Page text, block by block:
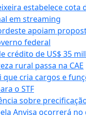
estabelece cota
em streaming
apoiam
federal
crédito de US$ 35
rural passa na CAE
que cria cargos e
o STF
sobre
Anvisa ocorrerá no